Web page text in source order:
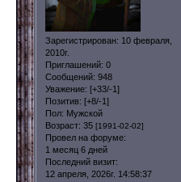
Зарегистрирован: 10 февраля,
2010г.
Приглашений: 0
Сообщений: 948
Уважение: [+33/-1]
Позитив: [+8/-1]
Пол: Мужской
Возраст: 35 [1991-02-02]
Провел на форуме:
1 месяц 6 дней
Последний визит:
12 апреля, 2026г. 14:58:37